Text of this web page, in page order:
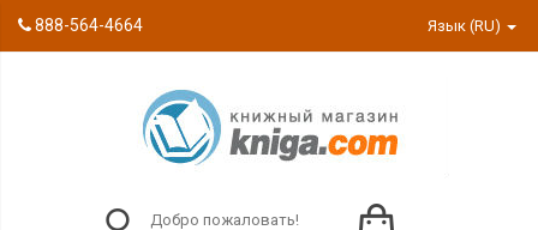
888-564-4664 Язык (RU)
Добро пожаловать!